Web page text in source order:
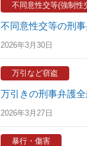
不同意性交等(強制性
不同意性交等の刑
2026年3月30日
万引など窃盗
万引きの刑事弁護
2026年3月27日
暴行・傷害